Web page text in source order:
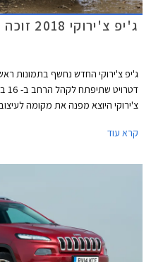
ג'יפ צ'ירוקי 2018 זוכה למתיחת פנים
ג'יפ צ'ירוקי החדש נחשף בתמונות
צ'ירוקי היוצא מפנה את מקומה
קרא עוד